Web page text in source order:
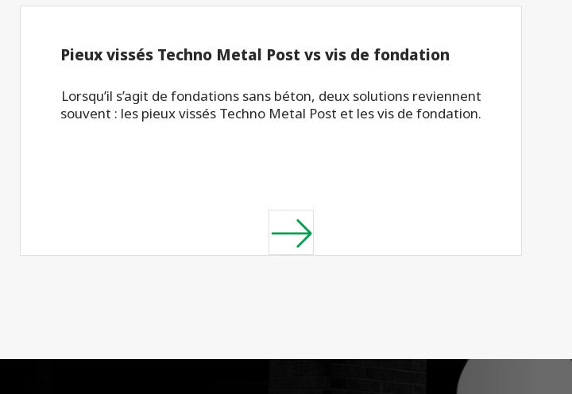
Pieux vissés Techno Metal Post vs vis de fondation
Lorsqu’il s’agit de fondations sans béton, deux solutions reviennent
souvent : les pieux vissés Techno Metal Post et les vis de fondation.